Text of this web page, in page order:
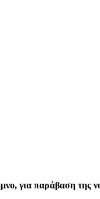
για παράβαση της